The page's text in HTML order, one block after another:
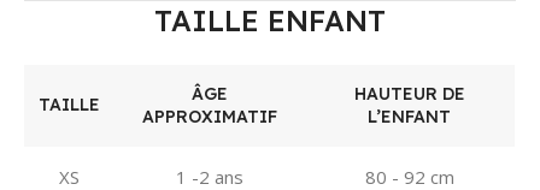
TAILLE ENFANT
TAILLE
ÂGE
APPROXIMATIF
HAUTEUR DE
L’ENFANT
XS 1 -2 ans 80 - 92 cm